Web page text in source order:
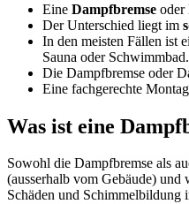
Eine Dampfbremse oder
Der Unterschied liegt im
In den meisten Fällen ist
Sauna oder Schwimmbad.
Die Dampfbremse oder
Eine fachgerechte
Was ist eine
Sowohl die Dampfbremse als
(ausserhalb vom Gebäude)
Schäden und Schimmelbildung